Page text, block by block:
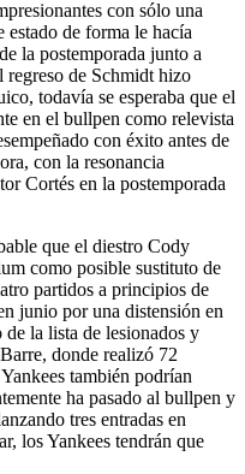
con sólo una
estado de forma le hacía
la postemporada junto a
de Schmidt hizo
todavía se esperaba que el
en el bullpen como relevista
con éxito antes de
con la resonancia
Cortés en la postemporada
que el diestro Cody
como posible sustituto de
partidos a principios de
junio por una distensión en
la lista de lesionados y
donde realizó 72
también podrían
ha pasado al bullpen y
tres entradas en
los Yankees tendrán que